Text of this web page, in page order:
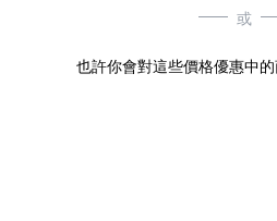
或
也許你會對這些價格優惠中的